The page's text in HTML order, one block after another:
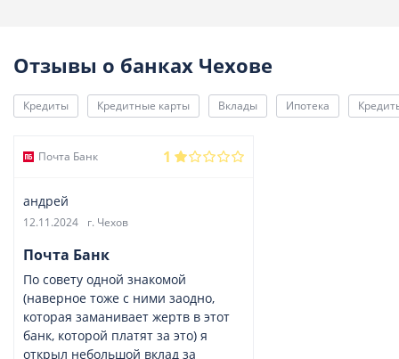
Отзывы о банках Чехове
Кредиты Кредитные карты Вклады Ипотека
Почта Банк 1
андрей
12.11.2024 г. Чехов
Почта Банк
По совету одной знакомой
(наверное тоже с ними заодно,
которая заманивает жертв в этот
банк, которой платят за это) я
открыл небольшой вклад за